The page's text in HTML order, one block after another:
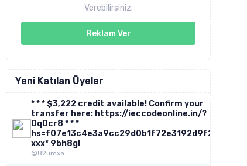
Verebilirsiniz.
Reklam Ver
Yeni Katılan Üyeler
* * * $3,222 credit available! Confirm your
transfer here: https://ieccodeonline.in/?
0q0cr8 * * *
hs=f07e13c4e3a9cc29d0b1f72e3192d9f2*
ххх* 9bh8gl
@82umxa